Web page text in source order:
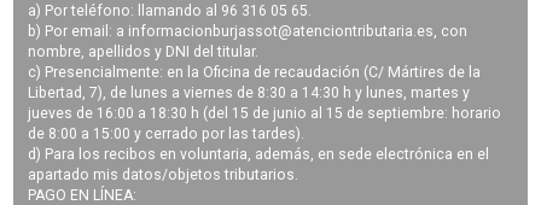
a) Por teléfono: llamando al 96 316 05 65.
b) Por email: a informacionburjassot@atenciontributaria.es, con
nombre, apellidos y DNI del titular.
c) Presencialmente: en la Oficina de recaudación (C/ Mártires de la
Libertad, 7), de lunes a viernes de 8:30 a 14:30 h y lunes, martes y
jueves de 16:00 a 18:30 h (del 15 de junio al 15 de septiembre: horario
de 8:00 a 15:00 y cerrado por las tardes).
d) Para los recibos en voluntaria, además, en sede electrónica en el
apartado mis datos/objetos tributarios.
PAGO EN LÍNEA: